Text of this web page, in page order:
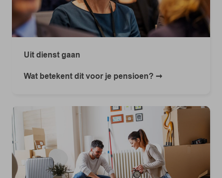
Uit dienst gaan
Wat betekent dit voor je pensioen?